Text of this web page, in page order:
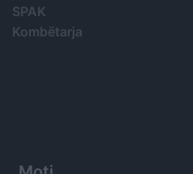
SPAK
Kombëtarja